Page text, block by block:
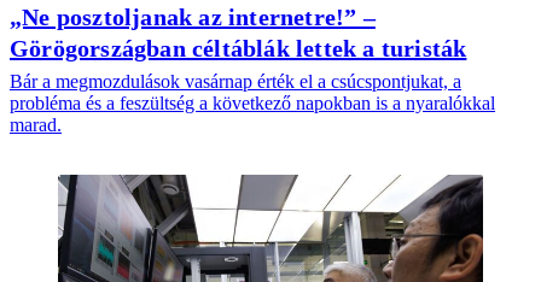
„Ne posztoljanak az internetre!” –
Görögországban céltáblák lettek a turisták
Bár a megmozdulások vasárnap érték el a csúcspontjukat, a
probléma és a feszültség a következő napokban is a nyaralókkal
marad.